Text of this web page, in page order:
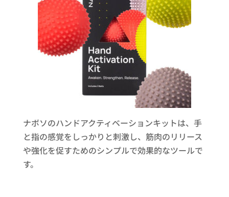
ナボソのハンドアクティベーションキットは、手
と指の感覚をしっかりと刺激し、筋肉のリリース
や強化を促すためのシンプルで効果的なツールで
す。